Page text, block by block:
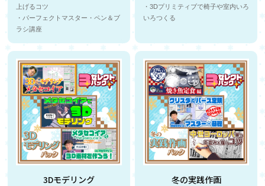
上げるコツ
・パーフェクトマスター・ペン＆ブ
ラシ講座
・3Dプリミティブで椅子や室内いろ
いろつくる
3Dモデリング 冬の実践作画